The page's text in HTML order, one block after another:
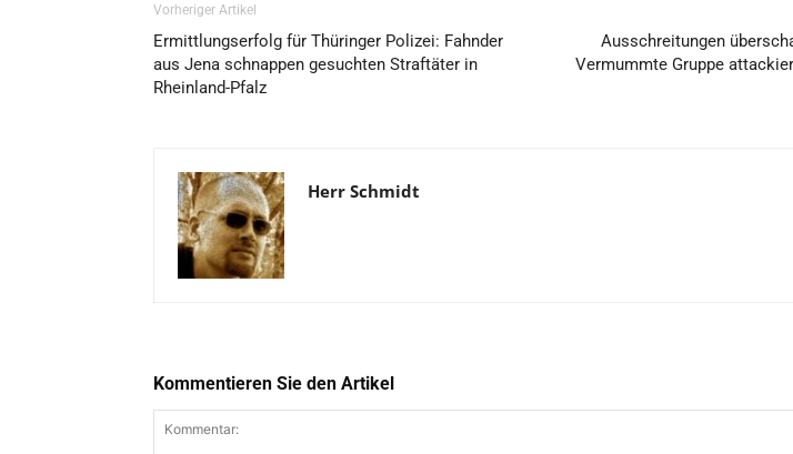
Vorheriger Artikel
Ermittlungserfolg für Thüringer Polizei: Fahnder
aus Jena schnappen gesuchten Straftäter in
Rheinland-Pfalz
Ausschreitungen
Vermummte Gruppe
Herr Schmidt
Kommentieren Sie den Artikel